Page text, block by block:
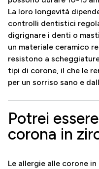
La loro longevità
controlli dentistici
digrignare i denti o
un materiale ceramico
resistono a
tipi di corone, il che le
per un sorriso sano e
Potrei
corona in
Le allergie alle corone